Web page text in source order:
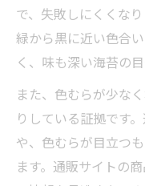
で、失敗しにくくな
緑から黒に近い色合
く、味も深い海苔の
また、色むらが少な
りしている証拠です
や、色むらが目立つ
ます。通販サイトの